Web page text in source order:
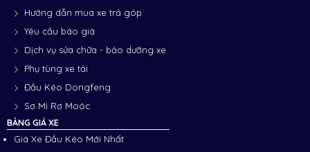
Hướng dẫn mua xe trả góp
Yêu cầu báo giá
Dịch vụ sửa chữa - bảo dưỡng xe
Phụ tùng xe tải
Đầu Kéo Dongfeng
Sơ Mi Rơ Moóc
BẢNG GIÁ XE
Giá Xe Đầu Kéo Mới Nhất